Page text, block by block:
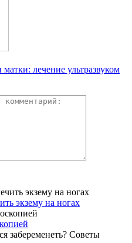
лечение ультразвуком
экзему на ногах